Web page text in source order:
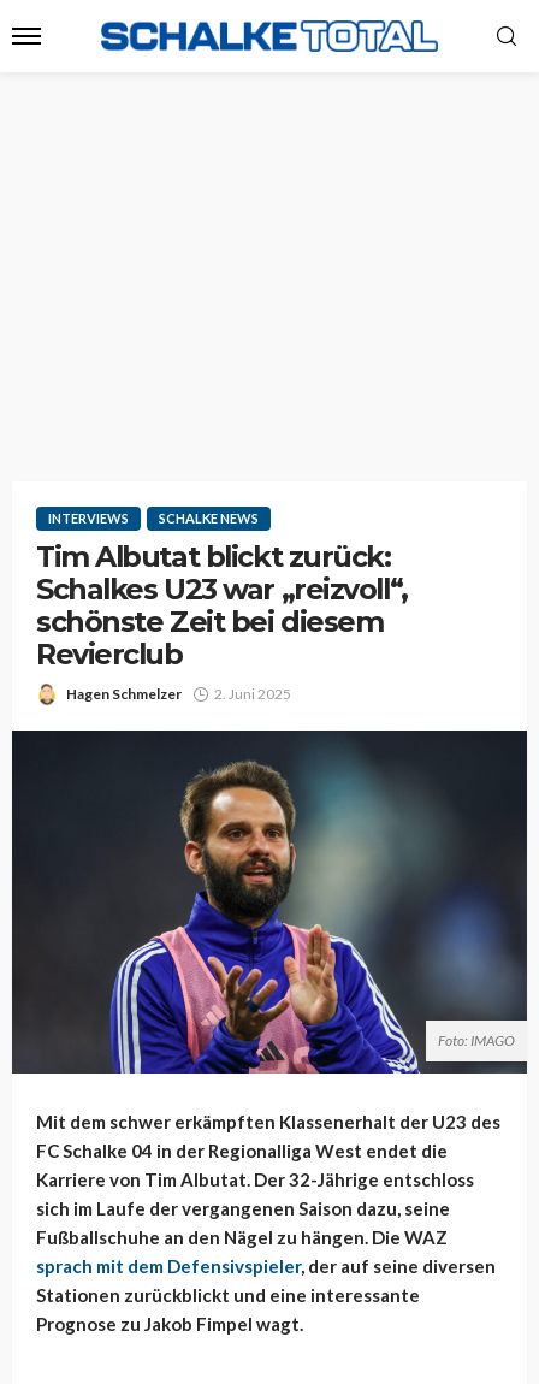
INTERVIEWS SCHALKE NEWS
Tim Albutat blickt zurück:
Schalkes U23 war „reizvoll“,
schönste Zeit bei diesem
Revierclub
Hagen Schmelzer 2. Juni 2025
Foto: IMAGO
Mit dem schwer erkämpften Klassenerhalt der U23 des
FC Schalke 04 in der Regionalliga West endet die
Karriere von Tim Albutat. Der 32-Jährige entschloss
sich im Laufe der vergangenen Saison dazu, seine
Fußballschuhe an den Nägel zu hängen. Die WAZ
sprach mit dem Defensivspieler, der auf seine diversen
Stationen zurückblickt und eine interessante
Prognose zu Jakob Fimpel wagt.